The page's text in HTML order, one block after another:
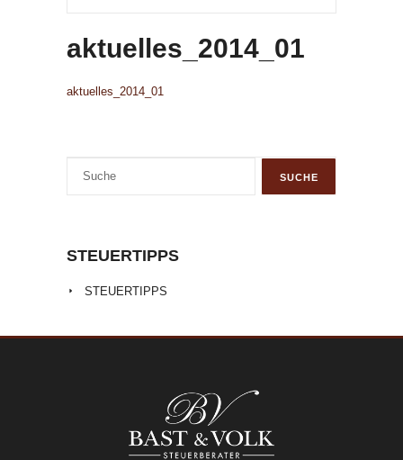
aktuelles_2014_01
aktuelles_2014_01
STEUERTIPPS
STEUERTIPPS